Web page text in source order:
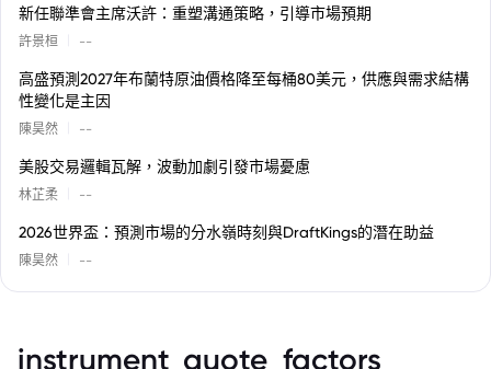
新任聯準會主席沃許：重塑溝通策略，引導市場預期
許景桓 --
高盛預測2027年布蘭特原油價格降至每桶80美元，供應與需求結構
性變化是主因
陳昊然 --
美股交易邏輯瓦解，波動加劇引發市場憂慮
林芷柔 --
2026世界盃：預測市場的分水嶺時刻與DraftKings的潛在助益
陳昊然 --
instrument_quote_factors